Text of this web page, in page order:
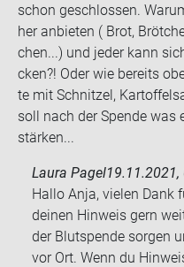
schon ge­schlos­sen.
her an­bie­ten ( Brot,
chen...) und jeder kann
cken?! Oder wie be­reits
te mit Schnit­zel,
soll nach der Spen­de was
stär­ken...
Laura Pagel19.11.2021,
Hallo Anja, vielen Dank
deinen Hinweis gern
der Blutspende sorgen
vor Ort. Wenn du